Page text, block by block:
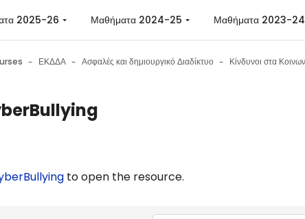
2025-26 Μαθήματα 2024-25 Μαθήματα 2023-24
ΕΚΔΔΑ Ασφαλές και δημιουργικό Διαδίκτυο
requirementsto open the resource.